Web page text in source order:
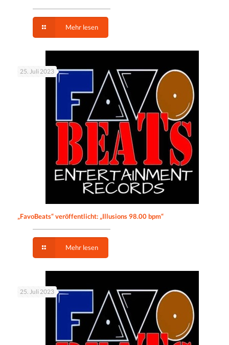
Mehr lesen
25. Juli 2023
„FavoBeats“ veröffentlicht: „Illusions 98.00 bpm“
Mehr lesen
25. Juli 2023